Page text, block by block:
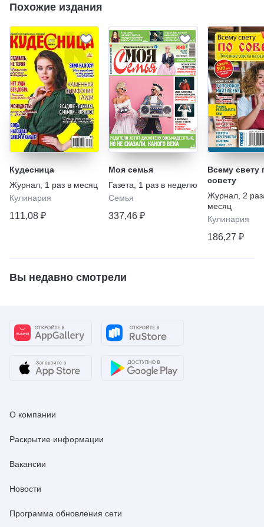
Похожие издания
Кудесница
Журнал 1 раз в месяц
Кулинария
111,08 ₽
Моя семья
Газета
1 раз в неделю
Семья
337,46 ₽
Всему свету
совету
Журнал 2
месяц
Кулинария
186,27 ₽
Вы недавно смотрели
О компании
Раскрытие информации
Вакансии
Новости
Программа обновления сети